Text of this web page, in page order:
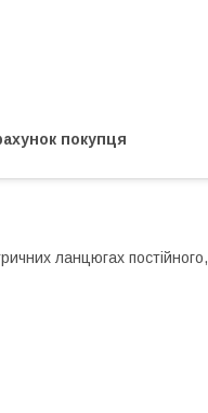
покупця
ланцюгах постійного,